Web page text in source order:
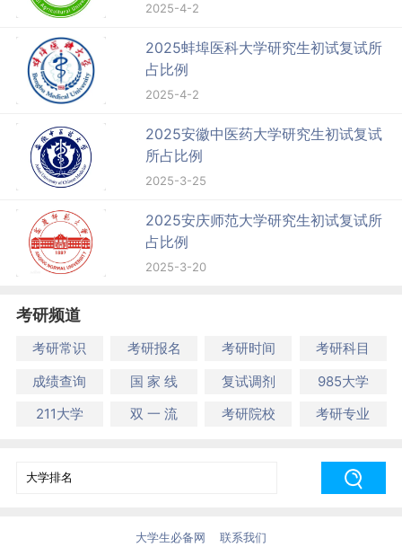
2025-4-2
2025蚌埠医科大学研究生初试复试所
占比例
2025-4-2
2025安徽中医药大学研究生初试复试
所占比例
2025-3-25
2025安庆师范大学研究生初试复试所
占比例
2025-3-20
考研频道
考研常识 考研报名 考研时间
考研科目
成绩查询
国 家 线 复试调剂
985大学
211大学
双 一 流 考研院校 考研专业
大学生必备网 联系我们